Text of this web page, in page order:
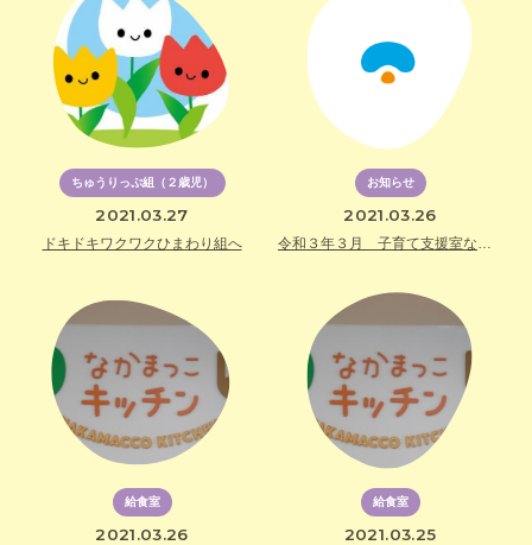
ちゅうりっぷ組（２歳児）
2021.03.27
ドキドキワクワクひまわり組へ
お知らせ
2021.03.26
令和３年３月 子育て支援室なかまっこクラブ休止のお知らせ
給食室
2021.03.26
給食室
2021.03.25